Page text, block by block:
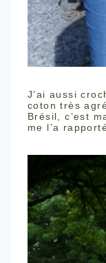
J’ai aussi
coton très
Brésil, c’est
me l’a